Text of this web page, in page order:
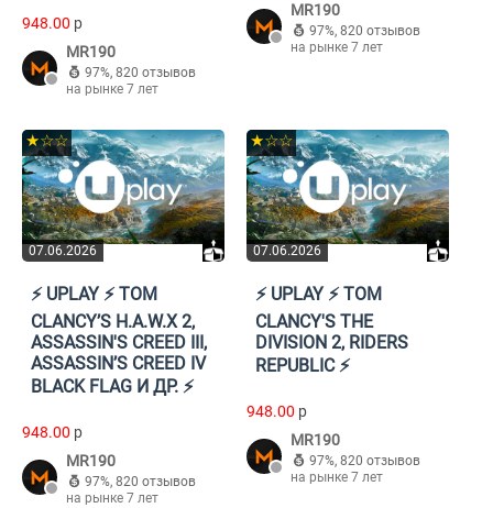
948.00 p
MR190
97%, 820 отзывов
на рынке 7 лет
MR190
97%, 820 отзывов
на рынке 7 лет
07.06.2026
★☆☆
⚡️ UPLAY ⚡️ TOM
CLANCY’S H.A.W.X 2,
ASSASSIN'S CREED III,
ASSASSIN’S CREED IV
BLACK FLAG И ДР. ⚡️
948.00 p
MR190
97%, 820 отзывов
на рынке 7 лет
07.06.2026
★☆☆
⚡️ UPLAY ⚡️ TOM
CLANCY'S THE
DIVISION 2, RIDERS
REPUBLIC ⚡️
948.00 p
MR190
97%, 820 отзывов
на рынке 7 лет